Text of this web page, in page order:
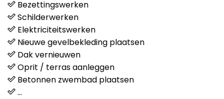
Bezettingswerken
Schilderwerken
Elektriciteitswerken
Nieuwe gevelbekleding plaatsen
Dak vernieuwen
Oprit / terras aanleggen
Betonnen zwembad plaatsen
…